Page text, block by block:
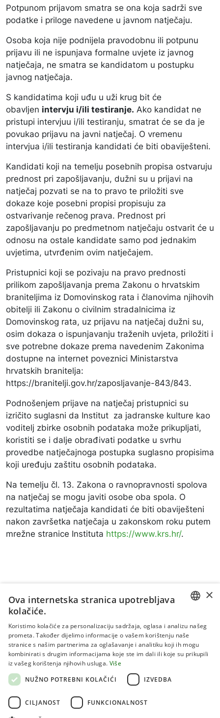
Potpunom prijavom smatra se ona koja sadrži sve
podatke i priloge navedene u javnom natječaju.
Osoba koja nije podnijela pravodobnu ili potpunu
prijavu ili ne ispunjava formalne uvjete iz javnog
natječaja, ne smatra se kandidatom u postupku
javnog natječaja.
S kandidatima koji uđu u uži krug bit će
obavljen intervju i/ili testiranje. Ako kandidat ne
pristupi intervjuu i/ili testiranju, smatrat će se da je
povukao prijavu na javni natječaj. O vremenu
intervjua i/ili testiranja kandidati će biti obaviješteni.
Kandidati koji na temelju posebnih propisa ostvaruju
prednost pri zapošljavanju, dužni su u prijavi na
natječaj pozvati se na to pravo te priložiti sve
dokaze koje posebni propisi propisuju za
ostvarivanje rečenog prava. Prednost pri
zapošljavanju po predmetnom natječaju ostvarit će u
odnosu na ostale kandidate samo pod jednakim
uvjetima, utvrđenim ovim natječajem.
Pristupnici koji se pozivaju na pravo prednosti
prilikom zapošljavanja prema Zakonu o hrvatskim
braniteljima iz Domovinskog rata i članovima njihovih
obitelji ili Zakonu o civilnim stradalnicima iz
Domovinskog rata, uz prijavu na natječaj dužni su,
osim dokaza o ispunjavanju traženih uvjeta, priložiti i
sve potrebne dokaze prema navedenim Zakonima
dostupne na internet poveznici Ministarstva
hrvatskih branitelja:
https://branitelji.gov.hr/zaposljavanje-843/843.
Podnošenjem prijave na natječaj pristupnici su
izričito suglasni da Institut za jadranske kulture kao
voditelj zbirke osobnih podataka može prikupljati,
koristiti se i dalje obrađivati podatke u svrhu
provedbe natječajnoga postupka suglasno propisima
koji uređuju zaštitu osobnih podataka.
Na temelju čl. 13. Zakona o ravnopravnosti spolova
na natječaj se mogu javiti osobe oba spola. O
rezultatima natječaja kandidati će biti obaviješteni
nakon završetka natječaja u zakonskom roku putem
mrežne stranice Instituta https://www.krs.hr/.
Uvjeti korištenja
Politika privatnosti
Kolačići
ENGLISH
×
Ova internetska stranica upotrebljava
kolačiće.
Koristimo kolačiće za personalizaciju sadržaja, oglasa i analizu našeg
prometa. Također dijelimo informacije o vašem korištenju naše
stranice s našim partnerima za oglašavanje i analitiku koji ih mogu
kombinirati s drugim informacijama koje ste im dali ili koje su prikupili
iz vašeg korištenja njihovih usluga. Više
NUŽNO POTREBNI KOLAČIĆI
IZVEDBA
CILJANOST FUNKCIONALNOST